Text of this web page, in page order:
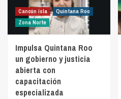
Cancún isla
Quintana Roo
Zona Norte
Impulsa Quintana Roo
un gobierno y justicia
abierta con
capacitación
especializada